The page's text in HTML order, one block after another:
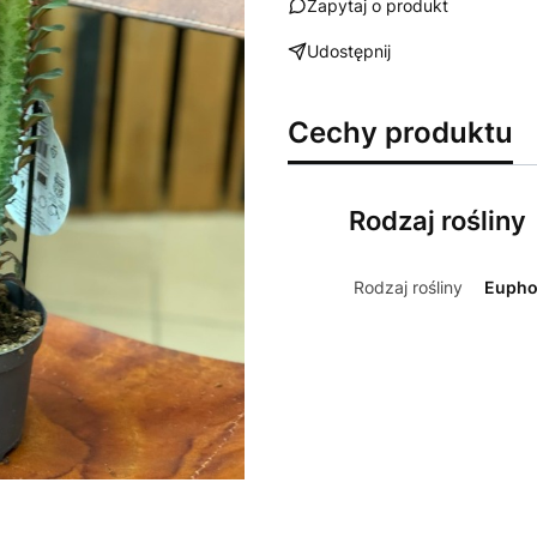
Zapytaj o produkt
Udostępnij
Cechy produktu
Rodzaj rośliny
Rodzaj rośliny